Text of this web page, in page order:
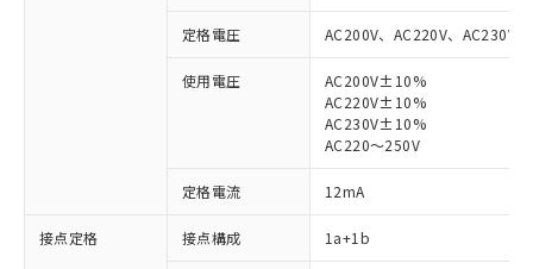
定格電圧 AC200V、AC220V、AC230V
使用電圧
AC200V±10%
AC220V±10%
AC230V±10%
AC220～250V
定格電流 12mA
接点定格 接点構成 1a+1b
※1 対応状況